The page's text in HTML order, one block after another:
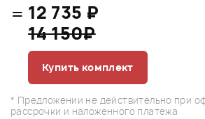
= 12 735 ₽
14 150₽
Купить комплект
* Предложении не действительно при
рассрочки и наложенного платежа